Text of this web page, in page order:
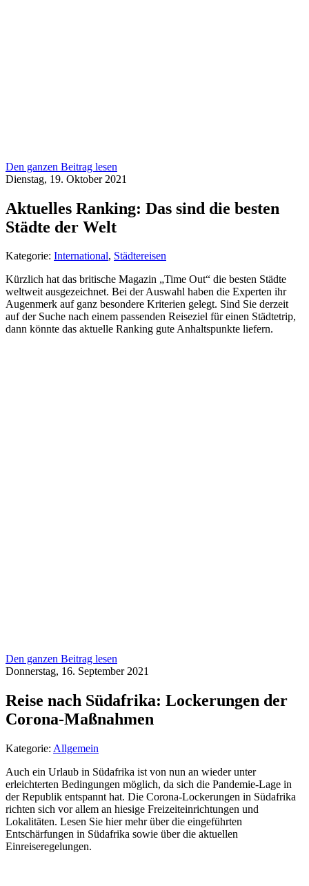
Den ganzen Beitrag lesen
Dienstag, 19. Oktober 2021
Aktuelles Ranking: Das sind die besten
Städte der Welt
Kategorie: International, Städtereisen
Kürzlich hat das britische Magazin „Time Out“ die besten Städte
weltweit ausgezeichnet. Bei der Auswahl haben die Experten ihr
Augenmerk auf ganz besondere Kriterien gelegt. Sind Sie derzeit
auf der Suche nach einem passenden Reiseziel für einen Städtetrip,
dann könnte das aktuelle Ranking gute Anhaltspunkte liefern.
Den ganzen Beitrag lesen
Donnerstag, 16. September 2021
Reise nach Südafrika: Lockerungen der
Corona-Maßnahmen
Kategorie: Allgemein
Auch ein Urlaub in Südafrika ist von nun an wieder unter
erleichterten Bedingungen möglich, da sich die Pandemie-Lage in
der Republik entspannt hat. Die Corona-Lockerungen in Südafrika
richten sich vor allem an hiesige Freizeiteinrichtungen und
Lokalitäten. Lesen Sie hier mehr über die eingeführten
Entschärfungen in Südafrika sowie über die aktuellen
Einreiseregelungen.